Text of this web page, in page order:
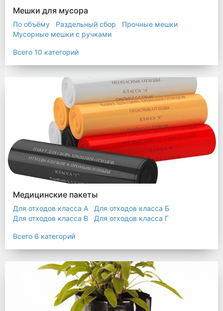
Мешки для мусора
По объёму Раздельный сбор
Прочные мешки
Мусорные мешки с ручками
Прозрачные мешки
Мешки строительные
Мешок для листьев
Всего 10 категорий
Медицинские пакеты
Для отходов класса А
Для отходов класса Б
Для отходов класса В
Для отходов класса Г
Пакеты термостойкие для утилизатора
Всего 6 категорий